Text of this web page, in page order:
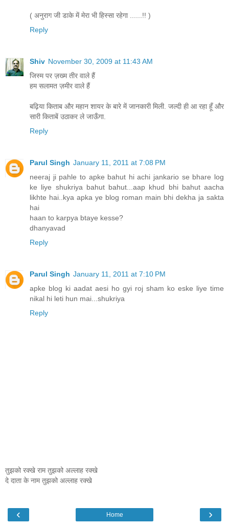
( अनुराग जी डाके में मेरा भी हिस्सा रहेगा ......!! )
Reply
Shiv November 30, 2009 at 11:43 AM
जिस्म पर ज़ख्म तीर वाले हैं
हम सलामत ज़मीर वाले हैं
बढ़िया किताब और महान शायर के बारे में जानकारी मिली. जल्दी ही आ रहा हूँ और
सारी किताबें उठाकर ले जाऊँगा.
Reply
Parul Singh January 11, 2011 at 7:08 PM
neeraj ji pahle to apke bahut hi achi jankario se bhare log
ke liye shukriya bahut bahut...aap khud bhi bahut aacha
likhte hai..kya apka ye blog roman main bhi dekha ja sakta
hai
haan to karpya btaye kesse?
dhanyavad
Reply
Parul Singh January 11, 2011 at 7:10 PM
apke blog ki aadat aesi ho gyi roj sham ko eske liye time
nikal hi leti hun mai...shukriya
Reply
तुझको रक्खे राम तुझको अल्लाह रक्खे
दे दाता के नाम तुझको अल्लाह रक्खे
‹ ›
Home